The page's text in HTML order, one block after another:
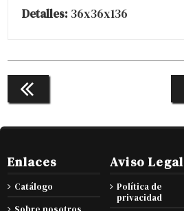
Detalles: 36x36x136
Enlaces
Catálogo
Aviso Legal
Política de
privacidad